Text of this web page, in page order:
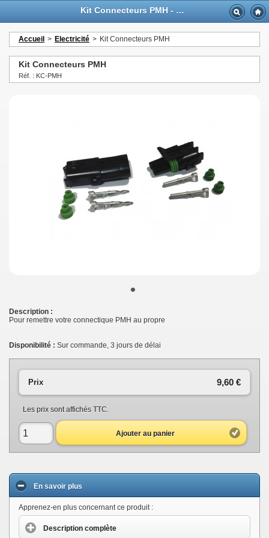
Kit Connecteurs PMH - GTTurbo-online
Accueil > Electricité > Kit Connecteurs PMH
Kit Connecteurs PMH
Réf. : KC-PMH
•
Description :
Pour remettre votre connectique PMH au propre
Disponibilité : Sur commande, 3 jours de délai
9,60 €
Prix
Les prix sont affichés TTC.
Ajouter au panier
En savoir plus
Apprenez-en plus concernant ce produit :
Description complète